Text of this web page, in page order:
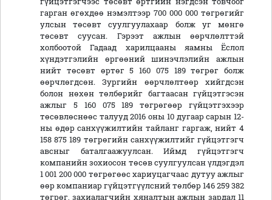
гарган өгөхдөө нэмэлтээр 700 000 000 төгрөгийг
улсын төсөвт суулгуулахаар болж уг мөнгө
төсөвт суусан. Гэрээт ажлын өөрчлөлттэй
холбоотой Гадаад харилцааны яамны Ёслол
хүндэтгэлийн өргөөний шинэчлэлийн ажлын
нийт төсөвт өртөг 5 160 075 189 төгрөг болж
өөрчлөгдсөн. Зургийн өөрчлөлтөөр хийгдсэн
болон нөхөн төлбөрийг багтаасан гүйцэтгэсэн
ажлыг 5 160 075 189 төгрөгөөр гүйцэтгэхээр
төсөвлөснөөс талууд 2016 оны 10 дугаар сарын 12-
ны өдөр санхүүжилтийн тайланг гаргаж, нийт 4
158 875 189 төгрөгийн санхүүжилтийг гүйцэтгэгч
авсныг баталгаажуулсан. Иймд гүйцэтгэгч
компанийн зохиосон төсөв суулгуулсан үлдэгдэл
1 001 200 000 төгрөгөөс хариуцагчаас дутуу ажлыг
өөр компаниар гүйцэтгүүлсний төлбөр 146 259 382
төгрөг, захиалагчийн хяналтын ажлын зардал 11